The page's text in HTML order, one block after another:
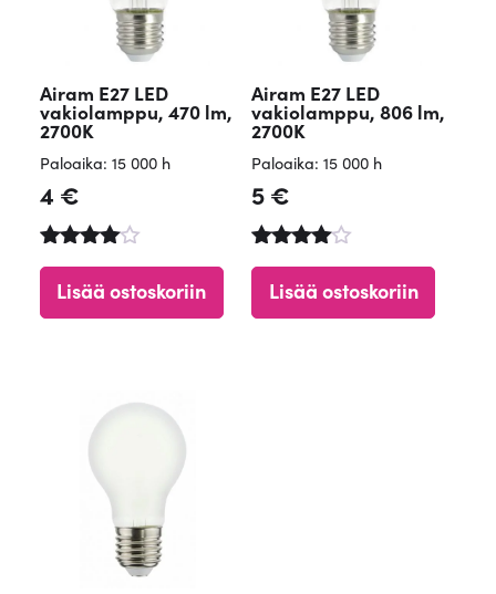
Airam E27 LED
vakiolamppu, 470 lm,
2700K
Paloaika: 15 000 h
4 €
tuotteesta
4.84
Lisää ostoskoriin
Airam E27 LED
vakiolamppu, 806 lm,
2700K
Paloaika: 15 000 h
5€
tuotteesta
4.63
Lisää ostoskoriin